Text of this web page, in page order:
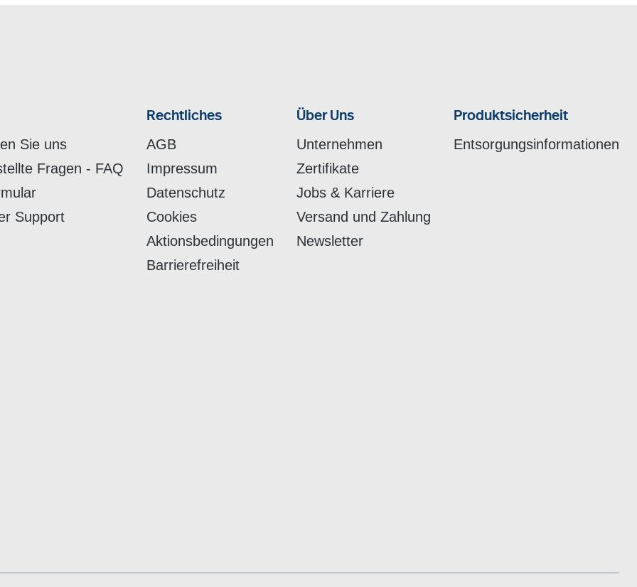
Sie uns
Fragen - FAQ
Support
Rechtliches
AGB
Impressum
Datenschutz
Cookies
Aktionsbedingungen
Barrierefreiheit
Über Uns
Unternehmen
Zertifikate
Jobs & Karriere
Versand und Zahlung
Newsletter
Produktsicherheit
Entsorgungsinformationen